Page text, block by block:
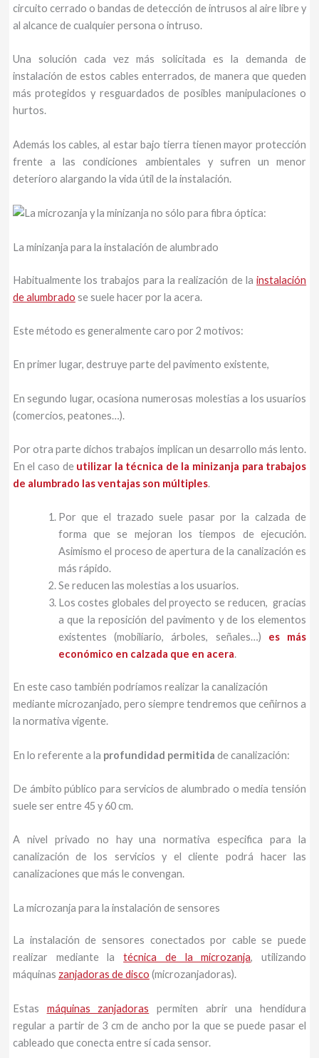
circuito cerrado o bandas de detección de intrusos al aire libre y
al alcance de cualquier persona o intruso.
Una solución cada vez más solicitada es la demanda de
instalación de estos cables enterrados, de manera que queden
más protegidos y resguardados de posibles manipulaciones o
hurtos.
Además los cables, al estar bajo tierra tienen mayor protección
frente a las condiciones ambientales y sufren un menor
deterioro alargando la vida útil de la instalación.
La minizanja para la instalación de alumbrado
Habitualmente los trabajos para la realización de lainstalación
de alumbrado se suele hacer por la acera.
Este método es generalmente caro por 2 motivos:
En primer lugar, destruye parte del pavimento existente,
En segundo lugar, ocasiona numerosas molestias a los usuarios
(comercios, peatones…).
Por otra parte dichos trabajos implican un desarrollo más lento.
En el caso de utilizar la técnica de la minizanja para trabajos
de alumbrado las ventajas son múltiples.
Por que el trazado suele pasar por la calzada de
forma que se mejoran los tiempos de ejecución.
Asimismo el proceso de apertura de la canalización es
más rápido.
Se reducen las molestias a los usuarios.
Los costes globales del proyecto se reducen, gracias
a que la reposición del pavimento y de los elementos
existentes (mobiliario, árboles, señales…) es más
económico en calzada que en acera.
En este caso también podríamos realizar la canalización
mediante microzanjado, pero siempre tendremos que ceñirnos a
la normativa vigente.
En lo referente a la profundidad permitida de canalización:
De ámbito público para servicios de alumbrado o media tensión
suele ser entre 45 y 60 cm.
A nivel privado no hay una normativa especifica para la
canalización de los servicios y el cliente podrá hacer las
canalizaciones que más le convengan.
La microzanja para la instalación de sensores
La instalación de sensores conectados por cable se puede
realizar mediante latécnica de la microzanja, utilizando
máquinas zanjadoras de disco (microzanjadoras).
Estas máquinas zanjadoras permiten abrir una hendidura
regular a partir de 3 cm de ancho por la que se puede pasar el
cableado que conecta entre sí cada sensor.